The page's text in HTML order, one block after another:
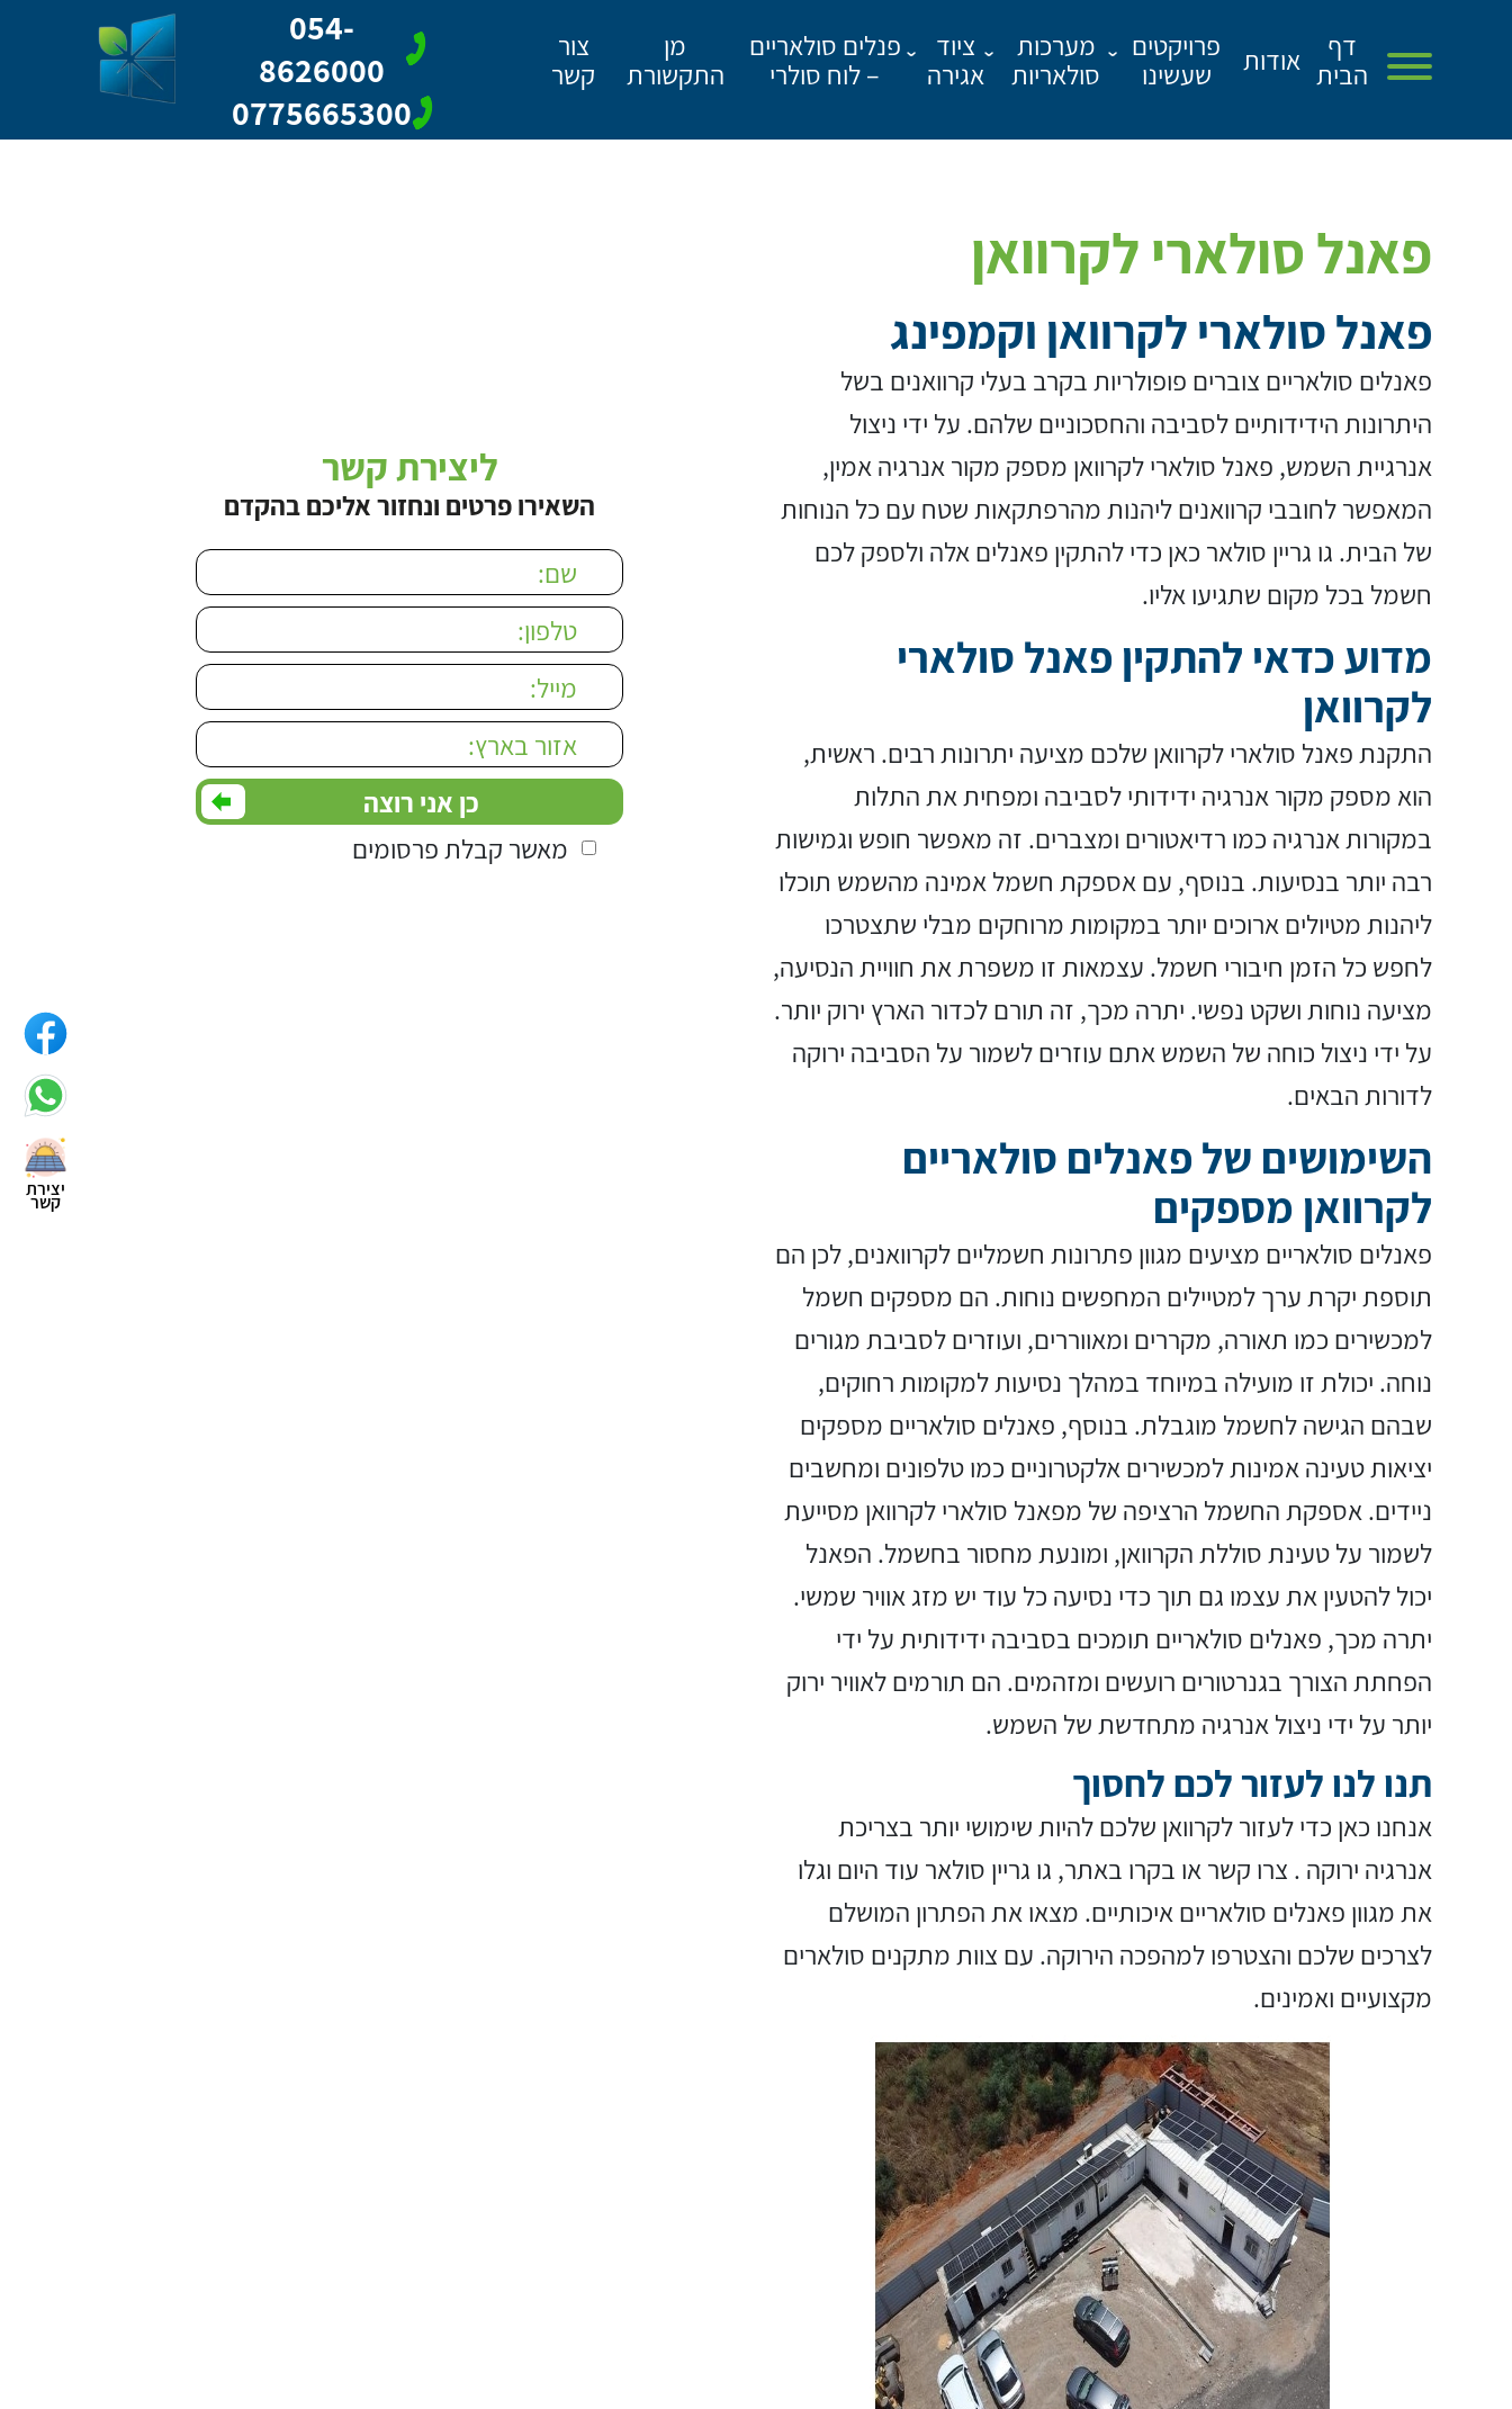
דף
הבית אודות
פרויקטים
שעשינו
מערכות
סולאריות
ציוד
אגירה
פנלים סולאריים
– לוח סולרי
מן
התקשורת
צור
קשר
054-
8626000
0775665300
אודות
פרויקטים שעשינו
שירותים
מן התקשורת
מאמרים
צור קשר
יצירת
קשר
מאשר קבלת פרסומים
פאנל סולארי לקרוואן
פאנל סולארי לקרוואן וקמפינג
פאנלים סולאריים צוברים פופולריות בקרב בעלי קרוואנים בשל
היתרונות הידידותיים לסביבה והחסכוניים שלהם. על ידי ניצול
אנרגיית השמש, פאנל סולארי לקרוואן מספק מקור אנרגיה אמין,
המאפשר לחובבי קרוואנים ליהנות מהרפתקאות שטח עם כל הנוחות
של הבית. גו גריין סולאר כאן כדי להתקין פאנלים אלה ולספק לכם
חשמל בכל מקום שתגיעו אליו.
מדוע כדאי להתקין פאנל סולארי
לקרוואן
התקנת פאנל סולארי לקרוואן שלכם מציעה יתרונות רבים. ראשית,
הוא מספק מקור אנרגיה ידידותי לסביבה ומפחית את התלות
במקורות אנרגיה כמו רדיאטורים ומצברים. זה מאפשר חופש וגמישות
רבה יותר בנסיעות. בנוסף, עם אספקת חשמל אמינה מהשמש תוכלו
ליהנות מטיולים ארוכים יותר במקומות מרוחקים מבלי שתצטרכו
לחפש כל הזמן חיבורי חשמל. עצמאות זו משפרת את חוויית הנסיעה,
מציעה נוחות ושקט נפשי. יתרה מכך, זה תורם לכדור הארץ ירוק יותר.
על ידי ניצול כוחה של השמש אתם עוזרים לשמור על הסביבה ירוקה
לדורות הבאים.
השימושים של פאנלים סולאריים
לקרוואן מספקים
פאנלים סולאריים מציעים מגוון פתרונות חשמליים לקרוואנים, לכן הם
תוספת יקרת ערך למטיילים המחפשים נוחות. הם מספקים חשמל
למכשירים כמו תאורה, מקררים ומאווררים, ועוזרים לסביבת מגורים
נוחה. יכולת זו מועילה במיוחד במהלך נסיעות למקומות רחוקים,
שבהם הגישה לחשמל מוגבלת. בנוסף, פאנלים סולאריים מספקים
יציאות טעינה אמינות למכשירים אלקטרוניים כמו טלפונים ומחשבים
ניידים. אספקת החשמל הרציפה של מפאנל סולארי לקרוואן מסייעת
לשמור על טעינת סוללת הקרוואן, ומונעת מחסור בחשמל. הפאנל
יכול להטעין את עצמו גם תוך כדי נסיעה כל עוד יש מזג אוויר שמשי.
יתרה מכך, פאנלים סולאריים תומכים בסביבה ידידותית על ידי
הפחתת הצורך בגנרטורים רועשים ומזהמים. הם תורמים לאוויר ירוק
יותר על ידי ניצול אנרגיה מתחדשת של השמש.
תנו לנו לעזור לכם לחסוך
אנחנו כאן כדי לעזור לקרוואן שלכם להיות שימושי יותר בצריכת
אנרגיה ירוקה . צרו קשר או בקרו באתר, גו גריין סולאר עוד היום וגלו
את מגוון פאנלים סולאריים איכותיים. מצאו את הפתרון המושלם
לצרכים שלכם והצטרפו למהפכה הירוקה. עם צוות מתקנים סולארים
מקצועיים ואמינים.
ליצירת קשר
השאירו פרטים ונחזור אליכם בהקדם
Please leave this field empty.
מאשר קבלת פרסומים